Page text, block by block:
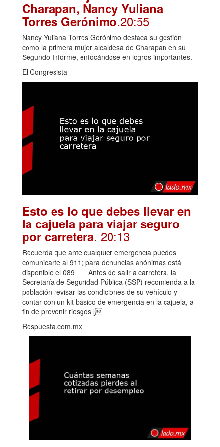
Charapan, Nancy Yuliana
Torres Gerónimo.20:55
Nancy Yuliana Torres Gerónimo destaca su gestión
como la primera mujer alcaldesa de Charapan en su
Segundo Informe, enfocándose en logros importantes.
El Congresista
Esto es lo que debes llevar en
la cajuela para viajar seguro
por carretera. 20:13
Recuerda que ante cualquier emergencia puedes
comunicarte al 911; para denuncias anónimas está
disponible el 089 Antes de salir a carretera, la
Secretaría de Seguridad Pública (SSP) recomienda a la
población revisar las condiciones de su vehículo y
contar con un kit básico de emergencia en la cajuela, a
fin de prevenir riesgos [
Respuesta.com.mx